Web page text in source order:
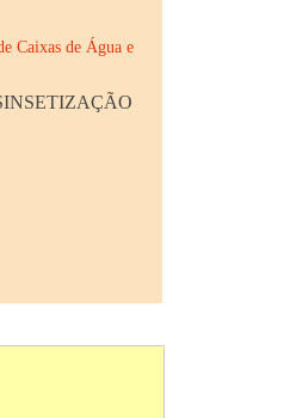
Caixas de Água e